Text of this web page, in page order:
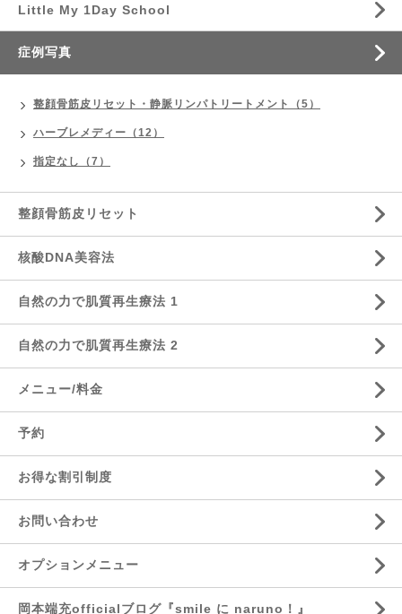
Little My 1Day School
症例写真
整顔骨筋皮リセット・静脈リンパトリートメント（5）
ハーブレメディー（12）
指定なし（7）
整顔骨筋皮リセット
核酸DNA美容法
自然の力で肌質再生療法 1
自然の力で肌質再生療法 2
メニュー/料金
予約
お得な割引制度
お問い合わせ
オプションメニュー
岡本端充officialブログ『smile に naruno！』